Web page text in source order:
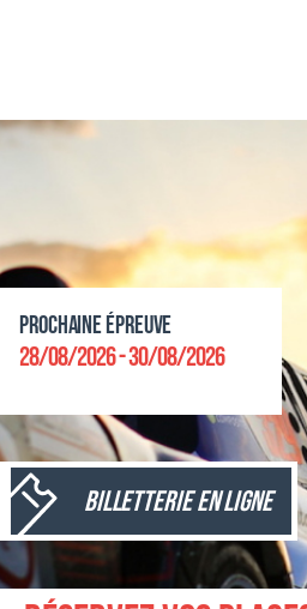
Prochaine épreuve
28/08/2026 - 30/08/2026
Billetterie en ligne